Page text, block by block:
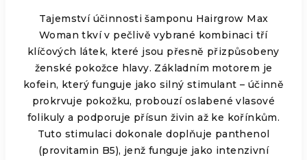
Tajemství účinnosti šamponu Hairgrow Max
Woman tkví v pečlivě vybrané kombinaci tří
klíčových látek, které jsou přesně přizpůsobeny
ženské pokožce hlavy. Základním motorem je
kofein, který funguje jako silný stimulant – účinně
prokrvuje pokožku, probouzí oslabené vlasové
folikuly a podporuje přísun živin až ke kořínkům.
Tuto stimulaci dokonale doplňuje panthenol
(provitamin B5), jenž funguje jako intenzivní